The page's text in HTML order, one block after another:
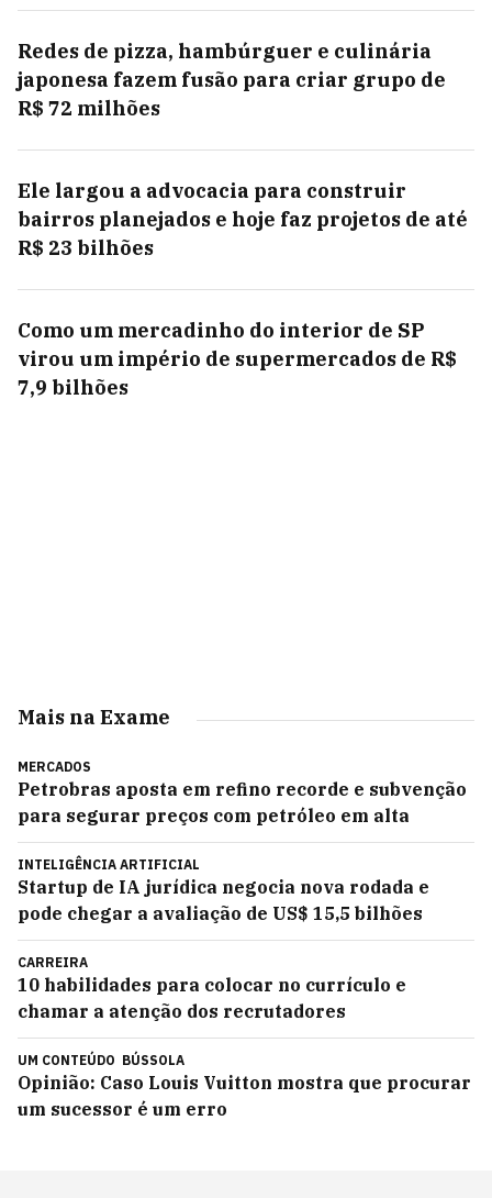
Redes de pizza, hambúrguer e culinária
japonesa fazem fusão para criar grupo de
R$ 72 milhões
Ele largou a advocacia para construir
bairros planejados e hoje faz projetos de até
R$ 23 bilhões
Como um mercadinho do interior de SP
virou um império de supermercados de R$
7,9 bilhões
Mais na Exame
MERCADOS
Petrobras aposta em refino recorde e subvenção
para segurar preços com petróleo em alta
INTELIGÊNCIA ARTIFICIAL
Startup de IA jurídica negocia nova rodada e
pode chegar a avaliação de US$ 15,5 bilhões
CARREIRA
10 habilidades para colocar no currículo e
chamar a atenção dos recrutadores
UM CONTEÚDO BÚSSOLA
Opinião: Caso Louis Vuitton mostra que procurar
um sucessor é um erro